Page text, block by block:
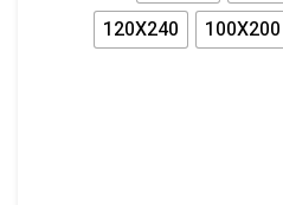
100X200
120X240